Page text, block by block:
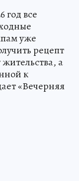
год все
уже
рецепт
а
к
«Вечерняя